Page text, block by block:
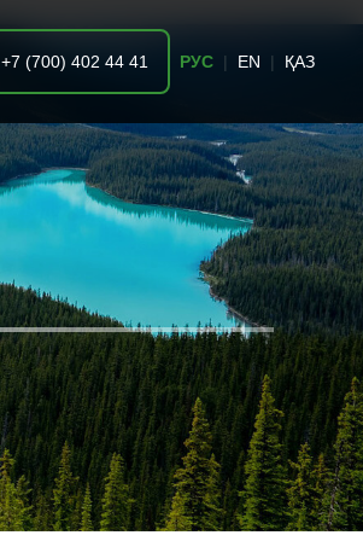
+7 (700) 402 44 41 РУС | EN | ҚАЗ